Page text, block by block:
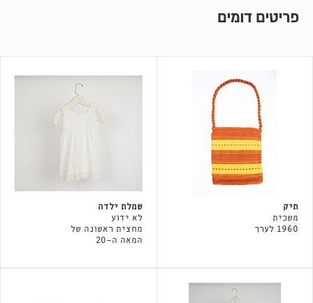
פריטים דומים
תיק
משכית
1960 לערך
שמלת ילדה
לא ידוע
מחצית ראשונה של
המאה ה-20